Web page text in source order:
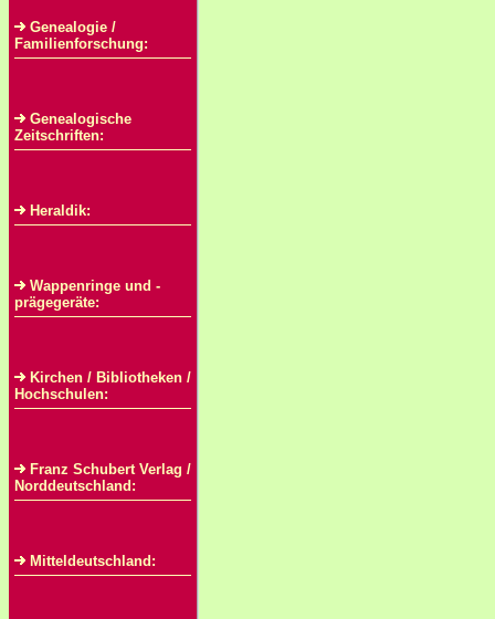
Genealogie /
Familienforschung:
Genealogische
Zeitschriften:
Heraldik:
Wappenringe und -
prägegeräte:
Kirchen / Bibliotheken /
Hochschulen:
Franz Schubert Verlag /
Norddeutschland:
Mitteldeutschland: